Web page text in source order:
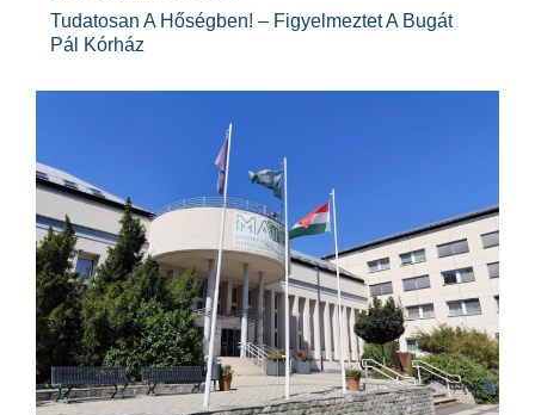
Tudatosan A Hőségben! – Figyelmeztet A Bugát
Pál Kórház